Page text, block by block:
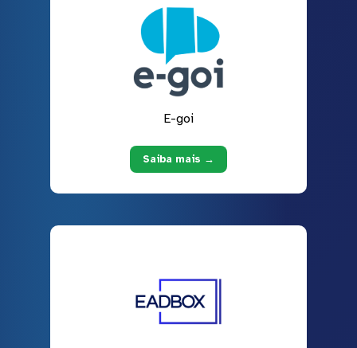
E-goi
Saiba mais →